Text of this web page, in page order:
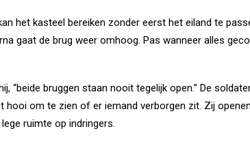
het kasteel bereiken zonder eerst het eiland te
gaat de brug weer omhoog. Pas wanneer alles
hij, “beide bruggen staan nooit tegelijk open.” De
hooi om te zien of er iemand verborgen zit. Zij
ruimte op indringers.